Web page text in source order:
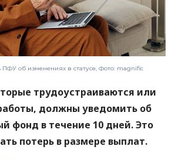
об изменениях в статусе, Фото: magnific
трудоустраиваются или
должны уведомить об
фонд в течение 10 дней. Это
потерь в размере выплат.